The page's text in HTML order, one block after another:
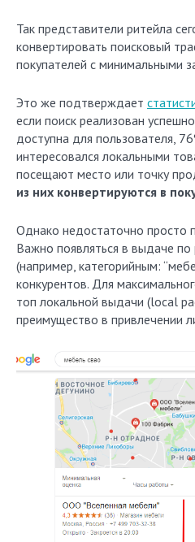
Так представители ритейла
конвертировать поисковый
покупателей с минимальными
Это же подтверждает
если поиск реализован
доступна для пользователя,
интересовался локальными
посещают место или точку
из них конвертируются в
Однако недостаточно просто
Важно появляться в выдаче
(например, категорийным:
конкурентов. Для
топ локальной выдачи (local
преимущество в привлечении